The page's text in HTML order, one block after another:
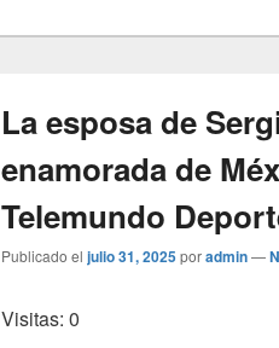
La esposa de
enamorada de
Telemundo
Publicado el julio 31, 2025poradmin—
Visitas: 0